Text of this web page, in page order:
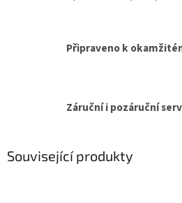
Připraveno k
Záruční i pozáruční
Související produkty